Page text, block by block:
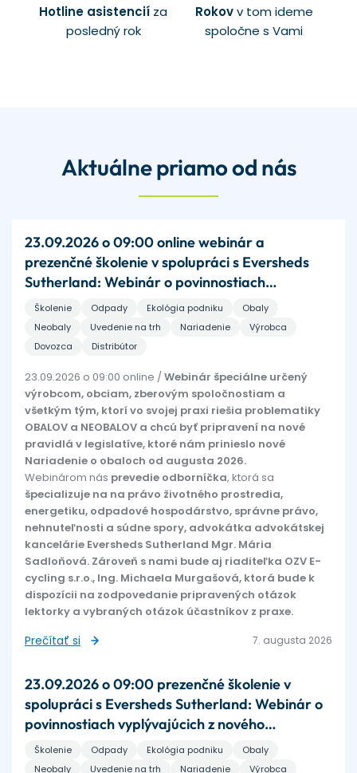
Hotline asistencií za
posledný rok
Rokovv tom ideme
spoločne s Vami
Aktuálne priamo od nás
23.09.2026 o 09:00 online webinár a
prezenčné školenie v spolupráci s Eversheds
Sutherland: Webinár o povinnostiach
vyplývajúcich z nového európskeho nariadenia
o obaloch a odpadoch z obalov
Školenie Odpady Ekológia podniku
Obaly
Neobaly
Uvedenie na trh Nariadenie
Výrobca
Dovozca
Distribútor
23.09.2026 o 09:00 online /Webinár špeciálne určený
výrobcom, obciam, zberovým spoločnostiam a
všetkým tým, ktorí vo svojej praxi riešia problematiky
OBALOV a NEOBALOV a chcú byť pripravení na nové
pravidlá v legislatíve, ktoré nám prinieslo nové
Nariadenie o obaloch od augusta 2026.
Webinárom nás prevedie odborníčka, ktorá sa
špecializuje na na právo životného prostredia,
energetiku, odpadové hospodárstvo, správne právo,
nehnuteľnosti a súdne spory, advokátka advokátskej
kancelárie Eversheds Sutherland Mgr. Mária
Sadloňová. Zároveň s nami bude aj riaditeľka OZV E-
cycling s.r.o., Ing. Michaela Murgašová, ktorá bude k
dispozícii na zodpovedanie pripravených otázok
lektorky a vybraných otázok účastníkov z praxe.
Prečítať si 7. augusta 2026
23.09.2026 o 09:00 prezenčné školenie v
spolupráci s Eversheds Sutherland: Webinár o
povinnostiach vyplývajúcich z nového
európskeho nariadenia o obaloch a odpadoch
z obalov
Školenie Odpady Ekológia podniku
Obaly
Neobaly
Uvedenie na trh Nariadenie Výrobca